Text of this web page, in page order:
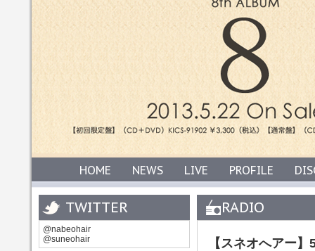
HOME NEWS LIVE PROFILE
TWITTER
@nabeohair
@suneohair
RADIO
【スネオへアー